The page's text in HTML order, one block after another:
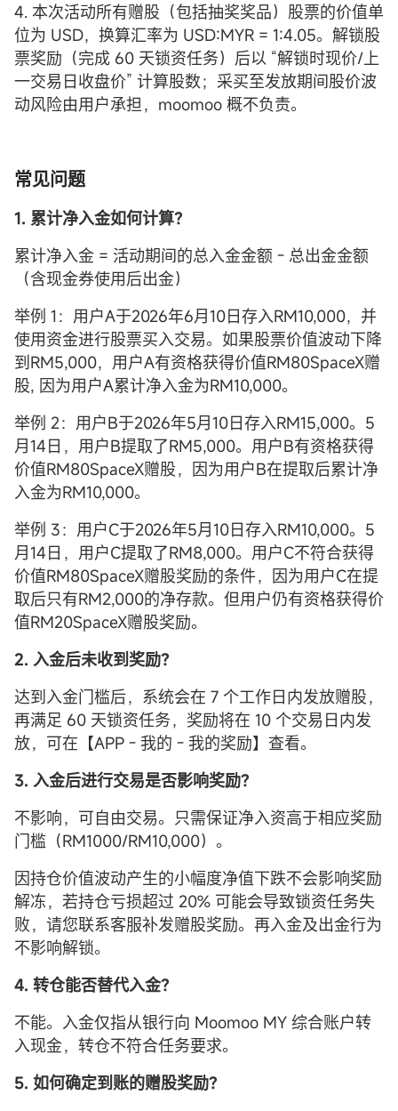
4. 本次活动所有赠股（包括抽奖奖品）股票的价值单
位为 USD，换算汇率为 USD:MYR = 1:4.05。解锁股
票奖励（完成 60 天锁资任务）后以 “解锁时现价/上
一交易日收盘价” 计算股数；采买至发放期间股价波
动风险由用户承担，moomoo 概不负责。
常见问题
1. 累计净入金如何计算？
累计净入金 = 活动期间的总入金金额 - 总出金金额
（含现金券使用后出金）
举例 1：用户A于2026年6月10日存入RM10,000，并
使用资金进行股票买入交易。如果股票价值波动下降
到RM5,000，用户A有资格获得价值RM80SpaceX赠
股, 因为用户A累计净入金为RM10,000。
举例 2：用户B于2026年5月10日存入RM15,000。5
月14日，用户B提取了RM5,000。用户B有资格获得
价值RM80SpaceX赠股，因为用户B在提取后累计净
入金为RM10,000。
举例 3：用户C于2026年5月10日存入RM10,000。5
月14日，用户C提取了RM8,000。用户C不符合获得
价值RM80SpaceX赠股奖励的条件，因为用户C在提
取后只有RM2,000的净存款。但用户仍有资格获得价
值RM20SpaceX赠股奖励。
2. 入金后未收到奖励？
达到入金门槛后，系统会在 7 个工作日内发放赠股，
再满足 60 天锁资任务，奖励将在 10 个交易日内发
放，可在【APP - 我的 - 我的奖励】查看。
3. 入金后进行交易是否影响奖励？
不影响，可自由交易。只需保证净入资高于相应奖励
门槛（RM1000/RM10,000）。
因持仓价值波动产生的小幅度净值下跌不会影响奖励
解冻，若持仓亏损超过 20% 可能会导致锁资任务失
败，请您联系客服补发赠股奖励。再入金及出金行为
不影响解锁。
4. 转仓能否替代入金？
不能。入金仅指从银行向 Moomoo MY 综合账户转
入现金，转仓不符合任务要求。
5. 如何确定到账的赠股奖励？